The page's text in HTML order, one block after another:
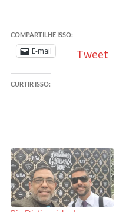
COMPARTILHE ISSO:
E-mail Tweet
CURTIR ISSO: